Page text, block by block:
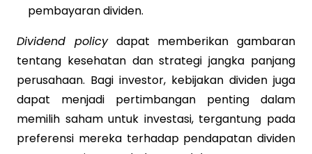
pembayaran dividen.
Dividend policydapat memberikan gambaran
tentang kesehatan dan strategi jangka panjang
perusahaan. Bagi investor, kebijakan dividen juga
dapat menjadi pertimbangan penting dalam
memilih saham untuk investasi, tergantung pada
preferensi mereka terhadap pendapatan dividen